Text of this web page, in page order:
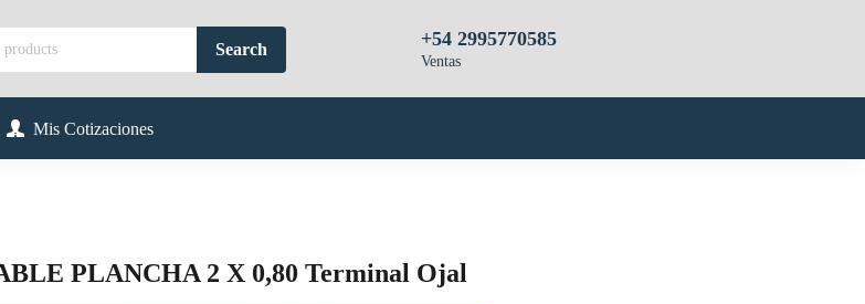
+54 2995770585
Ventas
Mis Cotizaciones
PLANCHA 2 X 0,80 Terminal Ojal